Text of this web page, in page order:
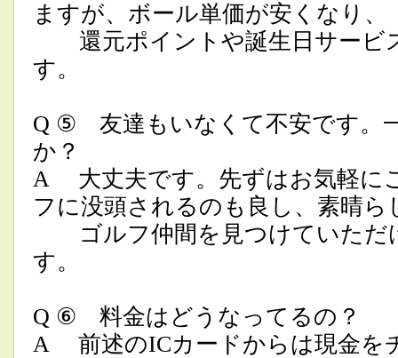
ますが、ボール単価が安くなり、
還元ポイントや誕生日サービ
す。
Q ⑤ 友達もいなくて不安です。
か？
A 大丈夫です。先ずはお気軽に
フに没頭されるのも良し、素晴ら
ゴルフ仲間を見つけていただ
す。
Q ⑥ 料金はどうなってるの？
A 前述のICカードからは現金を